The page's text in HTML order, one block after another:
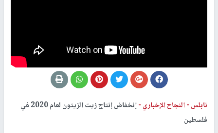
نابلس -النجاح الإخباري -
إنخفاض إنتاج زيت الزيتون لعام 2020 في
فلسطين